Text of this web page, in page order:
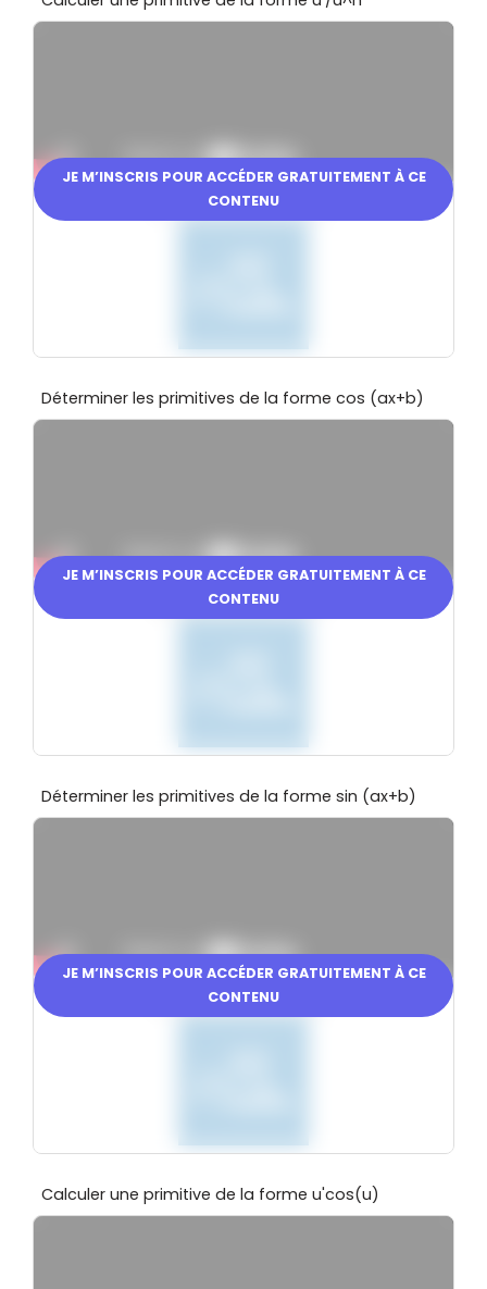
JE M’INSCRIS POUR ACCÉDER GRATUITEMENT À CE
CONTENU
En partenariat avec
Déterminer les primitives de la forme cos (ax+b)
JE M’INSCRIS POUR ACCÉDER GRATUITEMENT À CE
CONTENU
En partenariat avec
Déterminer les primitives de la forme sin (ax+b)
JE M’INSCRIS POUR ACCÉDER GRATUITEMENT À CE
CONTENU
En partenariat avec
Calculer une primitive de la forme u'cos(u)